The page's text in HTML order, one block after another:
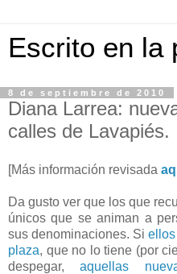
Escrito en la
8 de septiembre de 2010
Diana Larrea:
calles de Lavapiés.
[Más información revisada
Da gusto ver que los que
únicos que se animan a
sus denominaciones. Si
plaza, que no lo tiene (por
despegar,aquellas